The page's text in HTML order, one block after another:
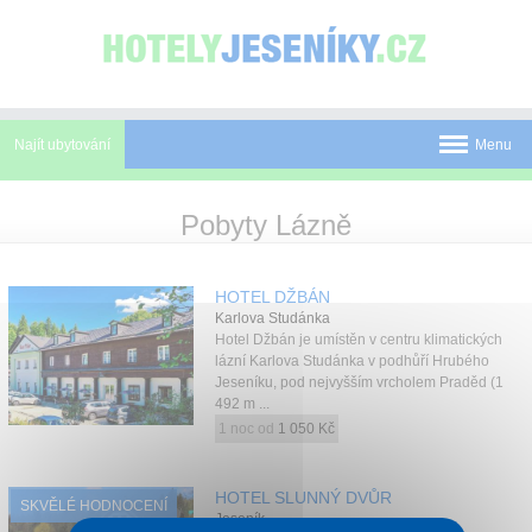
Najít ubytování
Mapa
O Jeseníkách
Kontakt
Menu
Pobyty Lázně
HOTEL DŽBÁN
Karlova Studánka
Hotel Džbán je umístěn v centru klimatických
lázní Karlova Studánka v podhůří Hrubého
Jeseníku, pod nejvyšším vrcholem Praděd (1
492 m ...
1 noc od 1 050 Kč
SKVĚLÉ HODNOCENÍ HOTEL SLUNNÝ DVŮR
Jeseník